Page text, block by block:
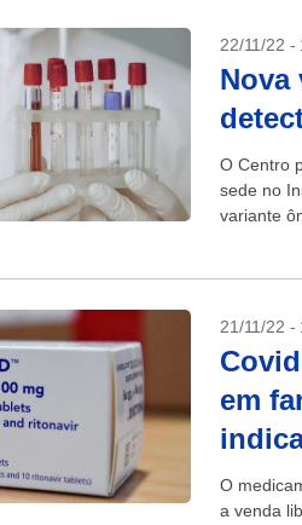
22/11/22 -
Nova
O Centro
sede no
variante
21/11/22 -
em
O
a venda